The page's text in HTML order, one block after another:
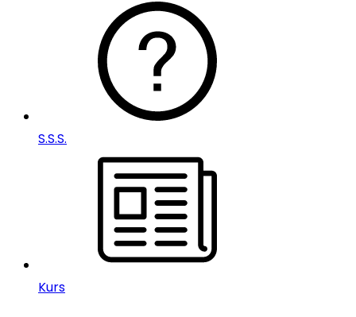
S.S.S.
Kurs